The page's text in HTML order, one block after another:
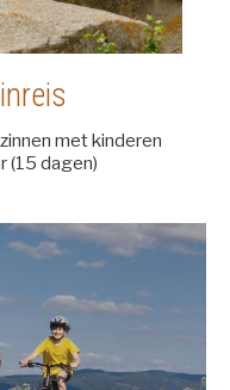
met kinderen
(15 dagen)